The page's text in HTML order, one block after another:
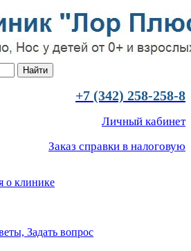
+7 (342) 258-258-8
Личный кабинет
Заказ справки в налоговую
о клинике
Задать вопрос